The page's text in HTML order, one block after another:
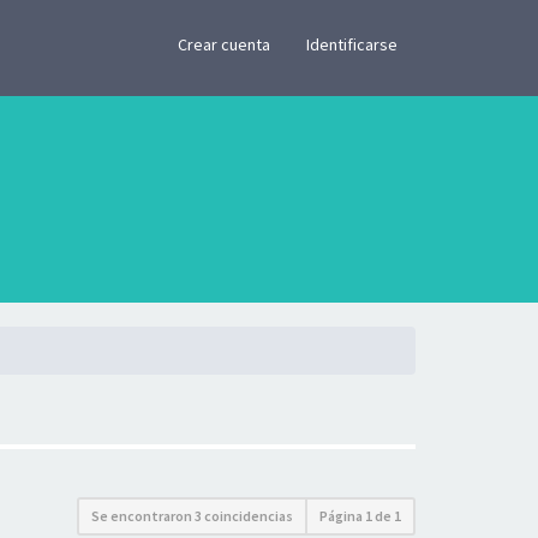
Crear cuenta Identificarse
Se encontraron 3 coincidencias Página 1 de 1